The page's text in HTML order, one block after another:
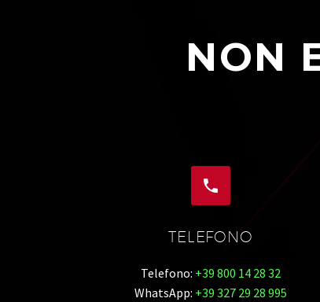
NON


TELEFONO
Telefono: +39 800 14 28 32
WhatsApp: +39 327 29 28 995